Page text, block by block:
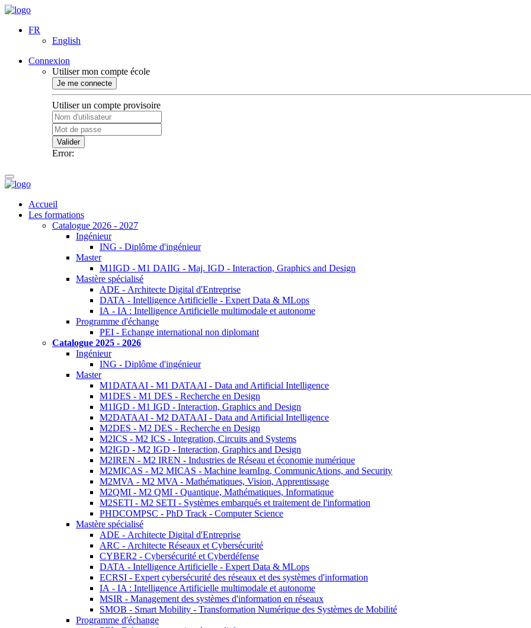
FR
English
Connexion
Utiliser mon compte école
Je me connecte
Utiliser un compte provisoire
Valider
Error:
Accueil
Les formations
Catalogue 2026 - 2027
Ingénieur
ING - Diplôme d'ingénieur
Master
M1IGD - M1 DAIIG - Maj. IGD - Interaction, Graphics and Design
Mastère spécialisé
ADE - Architecte Digital d'Entreprise
DATA - Intelligence Artificielle - Expert Data & MLops
IA - IA : Intelligence Artificielle multimodale et autonome
Programme d'échange
PEI - Echange international non diplomant
Catalogue 2025 - 2026
Ingénieur
ING - Diplôme d'ingénieur
Master
M1DATAAI - M1 DATAAI - Data and Artificial Intelligence
M1DES - M1 DES - Recherche en Design
M1IGD - M1 IGD - Interaction, Graphics and Design
M2DATAAI - M2 DATAAI - Data and Artificial Intelligence
M2DES - M2 DES - Recherche en Design
M2ICS - M2 ICS - Integration, Circuits and Systems
M2IGD - M2 IGD - Interaction, Graphics and Design
M2IREN - M2 IREN - Industries de Réseau et économie numérique
M2MICAS - M2 MICAS - Machine learnIng, CommunicAtions, and Security
M2MVA - M2 MVA - Mathématiques, Vision, Apprentissage
M2QMI - M2 QMI - Quantique, Mathématiques, Informatique
M2SETI - M2 SETI - Systèmes embarqués et traitement de l'information
PHDCOMPSC - PhD Track - Computer Science
Mastère spécialisé
ADE - Architecte Digital d'Entreprise
ARC - Architecte Réseaux et Cybersécurité
CYBER2 - Cybersécurité et Cyberdéfense
DATA - Intelligence Artificielle - Expert Data & MLops
ECRSI - Expert cybersécurité des réseaux et des systèmes d'information
IA - IA : Intelligence Artificielle multimodale et autonome
MSIR - Management des systèmes d'information en réseaux
SMOB - Smart Mobility - Transformation Numérique des Systèmes de Mobilité
Programme d'échange